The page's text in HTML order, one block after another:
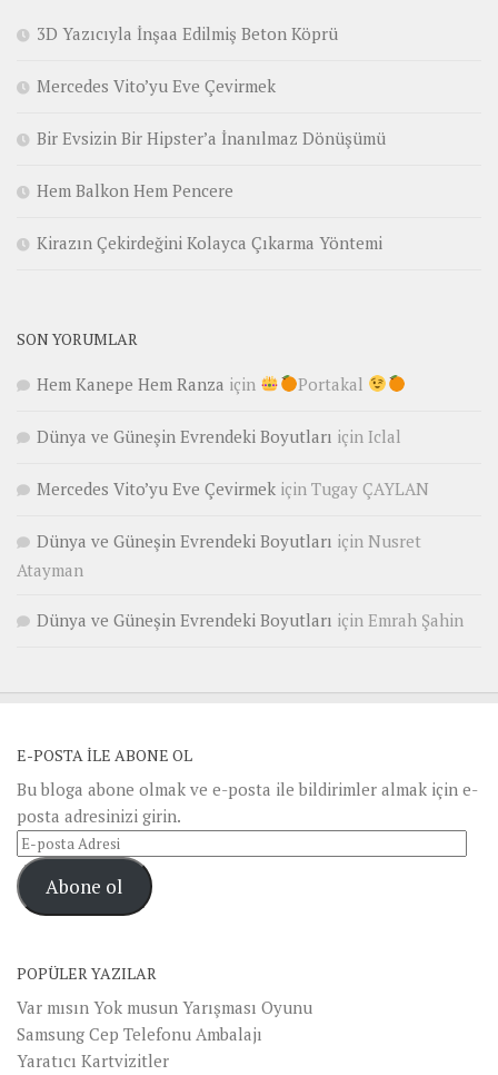
3D Yazıcıyla İnşaa Edilmiş Beton Köprü
Mercedes Vito’yu Eve Çevirmek
Bir Evsizin Bir Hipster’a İnanılmaz Dönüşümü
Hem Balkon Hem Pencere
Kirazın Çekirdeğini Kolayca Çıkarma Yöntemi
SON YORUMLAR
Hem Kanepe Hem Ranza için Portakal
Dünya ve Güneşin Evrendeki Boyutları için Iclal
Mercedes Vito’yu Eve Çevirmek için Tugay ÇAYLAN
Dünya ve Güneşin Evrendeki Boyutları için Nusret
Atayman
Dünya ve Güneşin Evrendeki Boyutları için Emrah Şahin
E-POSTA ILE ABONE OL
Bu bloga abone olmak ve e-posta ile bildirimler almak için e-
posta adresinizi girin.
E-
posta
AdresiAbone ol
POPÜLER YAZILAR
Var mısın Yok musun Yarışması Oyunu
Samsung Cep Telefonu Ambalajı
Yaratıcı Kartvizitler